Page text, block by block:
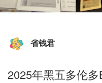
省钱君
2025年黑五多伦多